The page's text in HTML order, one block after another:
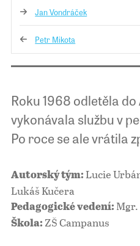
Jan Vondráček
Petr Mikota
Roku 1968 odletěla
vykonávala službu v
Po roce se ale vrátila
Autorský tým: Lucie
Lukáš Kučera
Pedagogické vedení:
Škola: ZŠ Campanus